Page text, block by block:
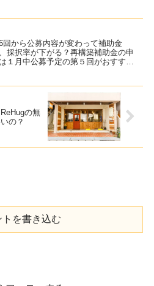
回から公募内容が変わって補助金
採択率が下がる？再構築補助金の申
１月中公募予定の第５回がおすすめ
の無
の？
トを書き込む